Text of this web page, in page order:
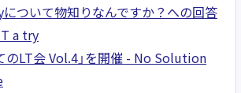
について物知りなんですか？への回答
a try
のLT会 Vol.4」を開催 - No Solution